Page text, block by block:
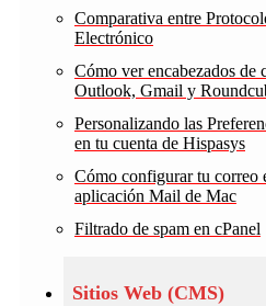
Comparativa entre
Electrónico
Cómo ver encabezados de
Outlook, Gmail y
Personalizando las
en tu cuenta de Hispasys
Cómo configurar tu correo
aplicación Mail de Mac
Filtrado de spam en cPanel
Sitios Web (CMS)